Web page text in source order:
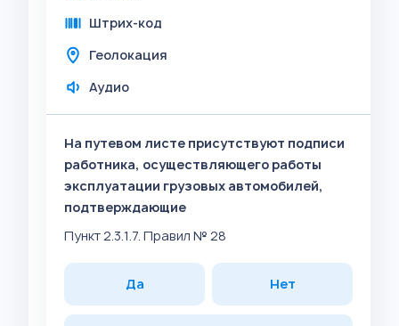
Штрих-код
Геолокация
Аудио
На путевом листе присутствуют подписи
работника, осуществляющего работы
эксплуатации грузовых автомобилей,
подтверждающие
Пункт 2.3.1.7. Правил № 28
Да Нет